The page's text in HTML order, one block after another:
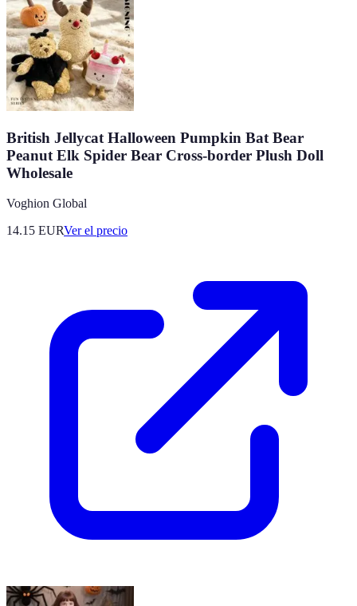
British Jellycat Halloween Pumpkin Bat Bear
Peanut Elk Spider Bear Cross-border Plush Doll
Wholesale
Voghion Global
14.15 EURVer el precio